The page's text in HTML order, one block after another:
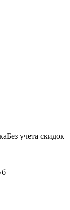
Без учета скидок